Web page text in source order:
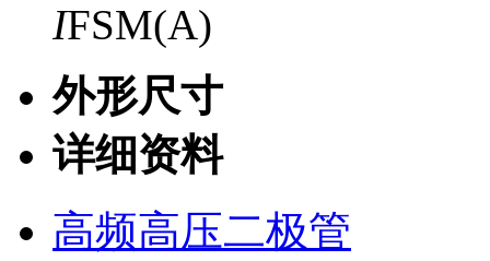
IFSM(A)
外形尺寸
详细资料
高频高压二极管